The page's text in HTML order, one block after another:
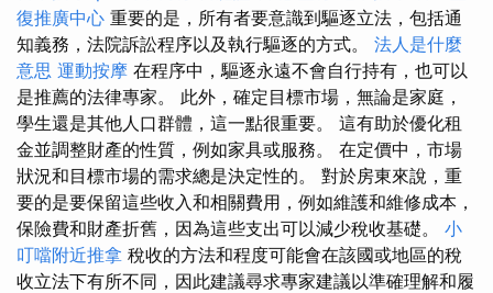
復推廣中心 重要的是，所有者要意識到驅逐立法，包括通
知義務，法院訴訟程序以及執行驅逐的方式。 法人是什麼
意思 運動按摩 在程序中，驅逐永遠不會自行持有，也可以
是推薦的法律專家。 此外，確定目標市場，無論是家庭，
學生還是其他人口群體，這一點很重要。 這有助於優化租
金並調整財產的性質，例如家具或服務。 在定價中，市場
狀況和目標市場的需求總是決定性的。 對於房東來說，重
要的是要保留這些收入和相關費用，例如維護和維修成本，
保險費和財產折舊，因為這些支出可以減少稅收基礎。 小
叮噹附近推拿 稅收的方法和程度可能會在該國或地區的稅
收立法下有所不同，因此建議尋求專家建議以準確理解和履